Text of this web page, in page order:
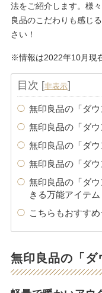
法をご紹介します。様
良品のこだわりも感じ
さい！
※情報は2022年10月現
目次 [非表示]
無印良品の「ダ
無印良品の「ダ
無印良品の「ダ
無印良品の「ダ
無印良品の「ダ
きる万能アイテム
こちらもおすす
無印良品の「ダ